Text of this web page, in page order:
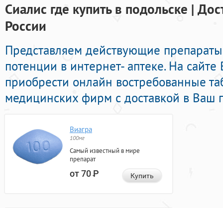
Сиалис где купить в подольске |
России
Представляем действующие
потенции в интернет- аптеке. На
приобрести онлайн востребованные
медицинских фирм с доставкой в Ваш
Виагра
100мг
Самый известный в мире
препарат
от 70Р Купить